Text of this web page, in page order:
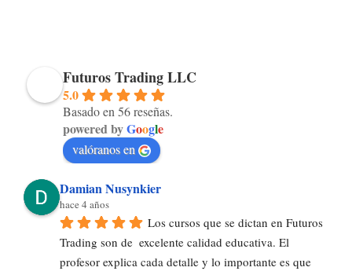
Futuros Trading LLC
5.0
Basado en 56 reseñas.
powered byGoogle
valóranos en
Damian Nusynkier
hace 4 años
Los cursos que se dictan en Futuros
Trading son de  excelente calidad educativa. El
profesor explica cada detalle y lo importante es que